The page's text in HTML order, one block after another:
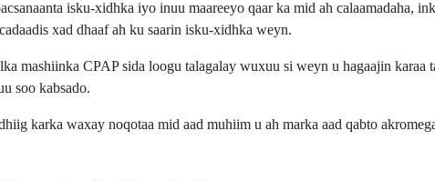
isku-xidhka iyo inuu maareeyo qaar ka mid ah calaamadaha,
xad dhaaf ah ku saarin isku-xidhka weyn.
mashiinka CPAP sida loogu talagalay wuxuu si weyn u hagaajin karaa
soo kabsado.
karka waxay noqotaa mid aad muhiim u ah marka aad qabto